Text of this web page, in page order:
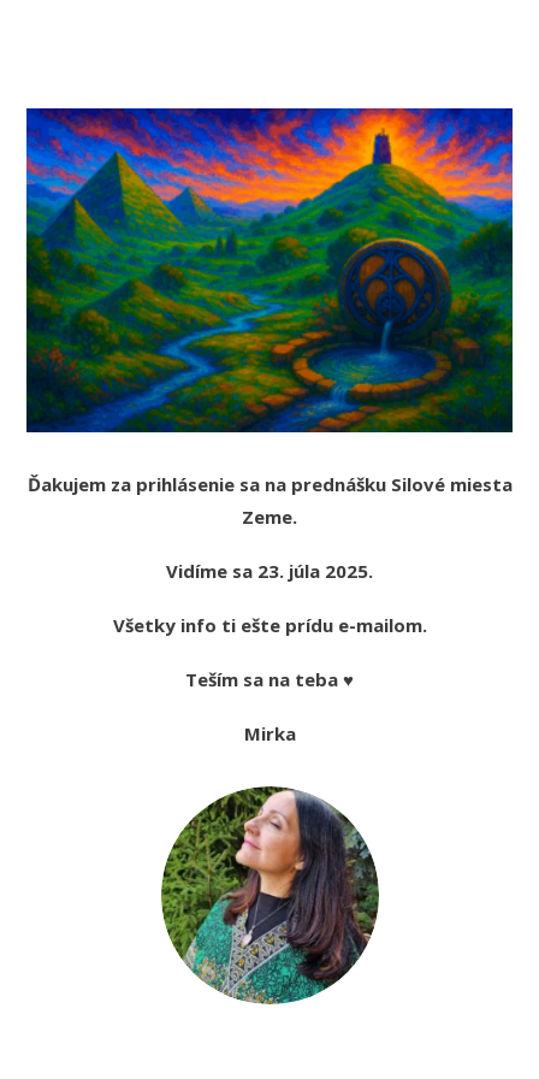
Ďakujem za prihlásenie sa na prednášku Silové miesta
Zeme.
Vidíme sa 23. júla 2025.
Všetky info ti ešte prídu e-mailom.
Teším sa na teba ♥
Mirka